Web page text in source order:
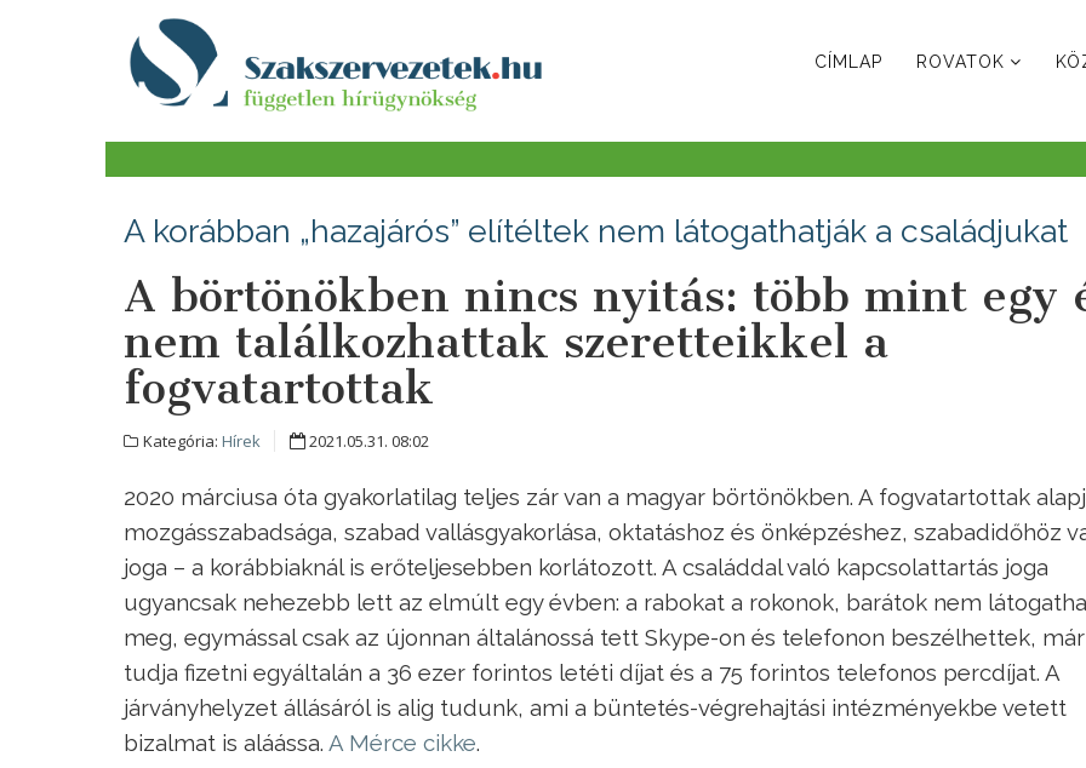
CÍMLAP ROVATOK
A korábban „hazajárós” elítéltek nem látogathatják a családjukat
A börtönökben nincs nyitás: több mint egy
nem találkozhattak szeretteikkel a
fogvatartottak
Kategória: Hírek 2021.05.31. 08:02
2020 márciusa óta gyakorlatilag teljes zár van a magyar börtönökben. A fogvatartottak
mozgásszabadsága, szabad vallásgyakorlása, oktatáshoz és önképzéshez, szabadidőhöz
joga – a korábbiaknál is erőteljesebben korlátozott. A családdal való kapcsolattartás joga
ugyancsak nehezebb lett az elmúlt egy évben: a rabokat a rokonok, barátok nem
meg, egymással csak az újonnan általánossá tett Skype-on és telefonon beszélhettek,
tudja fizetni egyáltalán a 36 ezer forintos letéti díjat és a 75 forintos telefonos percdíjat. A
járványhelyzet állásáról is alig tudunk, ami a büntetés-végrehajtási intézményekbe vetett
bizalmat is aláássa. A Mérce cikke.